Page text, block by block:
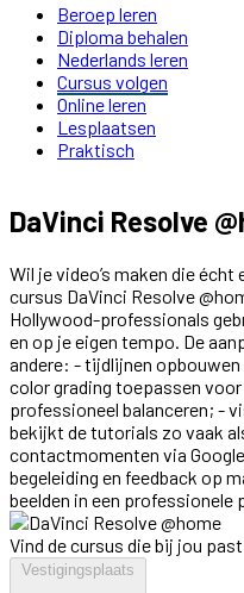
Beroep leren
Diploma behalen
Nederlands leren
Cursus volgen
Online leren
Lesplaatsen
Praktisch
DaVinci Resolve
Wil je video’s maken die écht
cursus DaVinci Resolve
Hollywood-professionals
en op je eigen tempo. De
andere: - tijdlijnen
color grading toepassen
professioneel balanceren; -
bekijkt de tutorials zo vaak
contactmomenten via
begeleiding en feedback op
beelden in een professionele
Vind de cursus die bij jou past
Vestigingsplaats